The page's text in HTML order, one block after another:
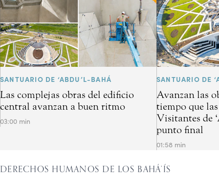
SANTUARIO DE ‘ABDU’L-BAHÁ
Las complejas obras del edificio
central avanzan a buen ritmo
03:00 min
SANTUARIO DE
Avanzan las
tiempo que
Visitantes de
punto final
01:58 min
DERECHOS HUMANOS DE LOS BAHÁ’ÍS